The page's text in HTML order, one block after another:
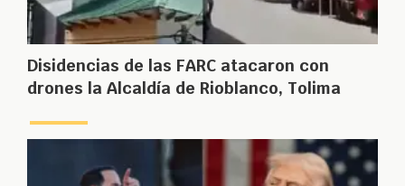
Disidencias de las FARC atacaron con
drones la Alcaldía de Rioblanco, Tolima